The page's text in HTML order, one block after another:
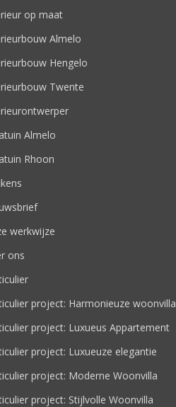
op maat
Almelo
Hengelo
Twente
Almelo
Rhoon
werkwijze
ons
project: Harmonieuze woonvilla
project: Luxueus Appartement
project: Luxueuze elegantie
project: Moderne Woonvilla
project: Stijlvolle Woonvilla